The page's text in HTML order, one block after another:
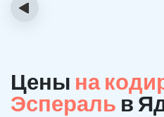
‹
Цены на
Эспераль в